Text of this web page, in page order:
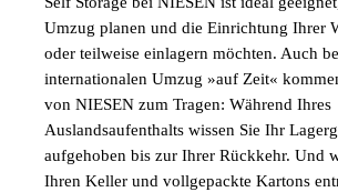
Umzug planen und die Einrichtung Ihrer
oder teilweise einlagern möchten. Auch
internationalen Umzug »auf Zeit«
von NIESEN zum Tragen: Während Ihres
Auslandsaufenthalts wissen Sie Ihr
aufgehoben bis zur Ihrer Rückkehr. Und
Ihren Keller und vollgepackte Kartons